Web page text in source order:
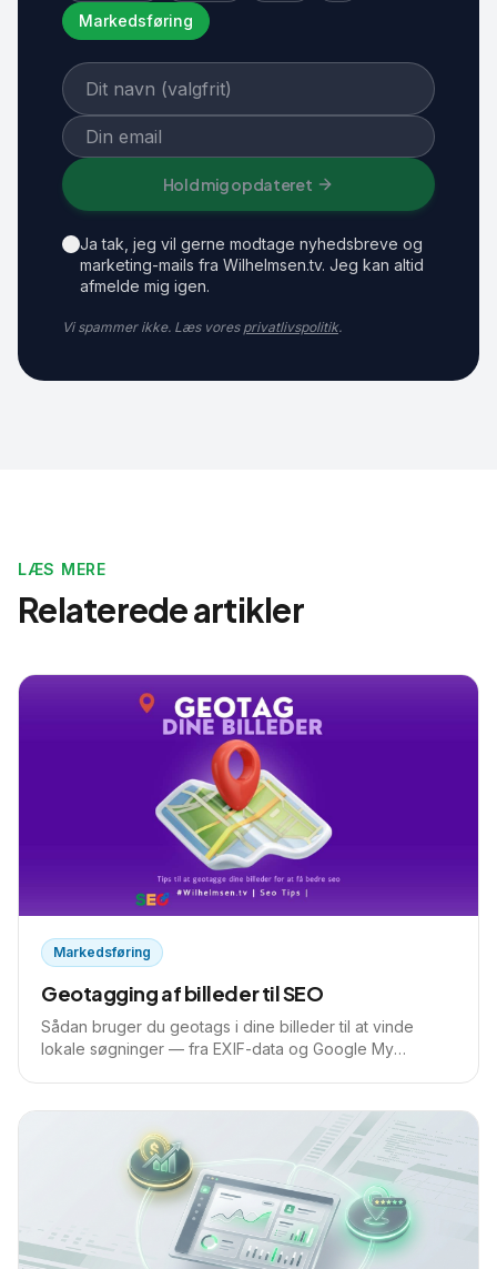
Markedsføring
Hold mig opdateret
Ja tak, jeg vil gerne modtage nyhedsbreve og
marketing-mails fra Wilhelmsen.tv. Jeg kan altid
afmelde mig igen.
Vi spammer ikke. Læs vores privatlivspolitik.
LÆS MERE
Relaterede artikler
Markedsføring
Geotagging af billeder til SEO
Sådan bruger du geotags i dine billeder til at vinde
lokale søgninger — fra EXIF-data og Google My